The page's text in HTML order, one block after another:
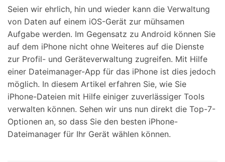
Suchen
Seien wir ehrlich, hin und wieder kann die Verwaltung
von Daten auf einem iOS-Gerät zur mühsamen
Aufgabe werden. Im Gegensatz zu Android können Sie
auf dem iPhone nicht ohne Weiteres auf die Dienste
zur Profil- und Geräteverwaltung zugreifen. Mit Hilfe
einer Dateimanager-App für das iPhone ist dies jedoch
möglich. In diesem Artikel erfahren Sie, wie Sie
iPhone-Dateien mit Hilfe einiger zuverlässiger Tools
verwalten können. Sehen wir uns nun direkt die Top-7-
Optionen an, so dass Sie den besten iPhone-
Dateimanager für Ihr Gerät wählen können.